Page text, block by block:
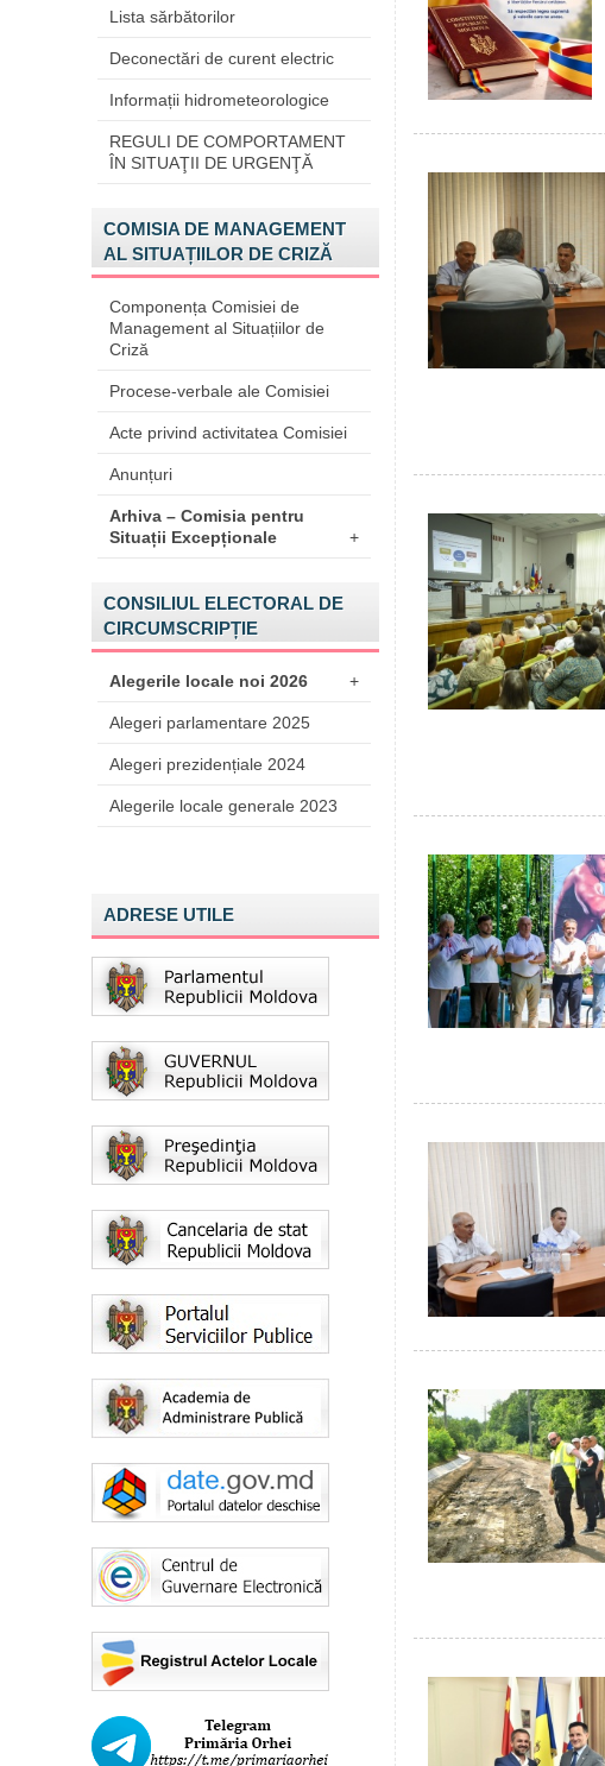
Lista sărbătorilor
Deconectări de curent electric
Informații hidrometeorologice
REGULI DE COMPORTAMENT
ÎN SITUAŢII DE URGENŢĂ
COMISIA DE MANAGEMENT
AL SITUAȚIILOR DE CRIZĂ
Componența Comisiei de
Management al Situațiilor de
Criză
Procese-verbale ale Comisiei
Acte privind activitatea Comisiei
Anunțuri
Arhiva – Comisia pentru
Situații Excepționale
+
CONSILIUL ELECTORAL DE
CIRCUMSCRIPȚIE
Alegerile locale noi 2026 +
Alegeri parlamentare 2025
Alegeri prezidențiale 2024
Alegerile locale generale 2023
ADRESE UTILE